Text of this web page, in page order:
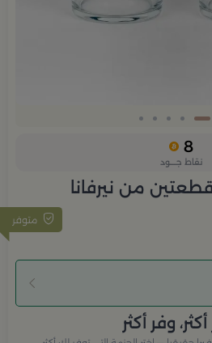
8
نقاط جــــود
من نيرفانا
متوفر
أكثر، وفر أكثر